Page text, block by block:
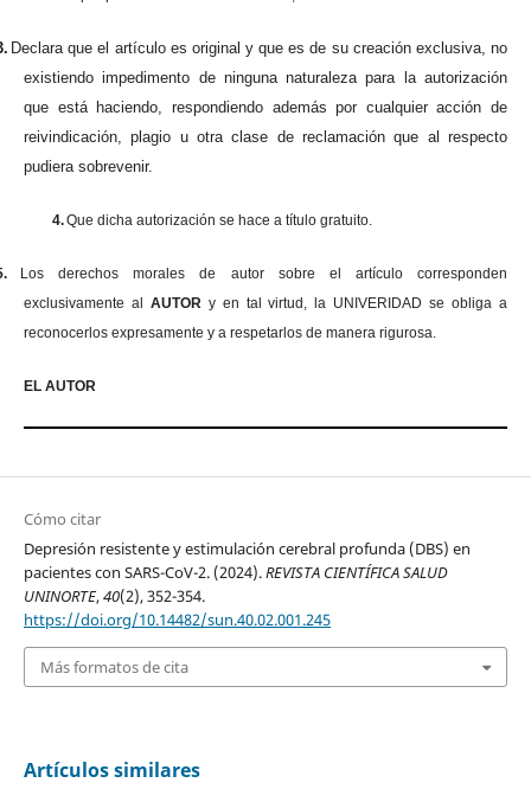
Declara que el artículo es original y que es de su creación exclusiva, no
existiendo impedimento de ninguna naturaleza para la autorización
que está haciendo, respondiendo además por cualquier acción de
reivindicación, plagio u otra clase de reclamación que al respecto
pudiera sobrevenir.
4.Que dicha autorización se hace a título gratuito.
Los derechos morales de autor sobre el artículo corresponden
exclusivamente al AUTOR y en tal virtud, la UNIVERIDAD se obliga a
reconocerlos expresamente y a respetarlos de manera rigurosa.
EL AUTOR
Cómo citar
Depresión resistente y estimulación cerebral profunda (DBS) en
pacientes con SARS-CoV-2. (2024).REVISTA CIENTÍFICA SALUD
UNINORTE,40(2), 352-354.
https://doi.org/10.14482/sun.40.02.001.245
Más formatos de cita
Artículos similares